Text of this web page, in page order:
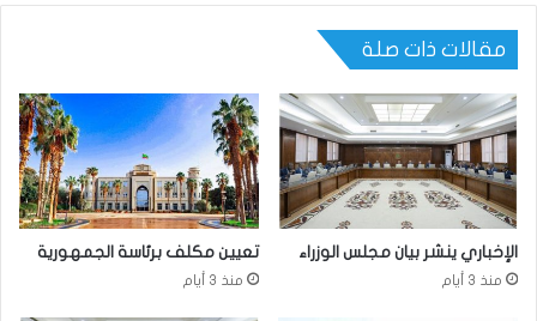
مقالات ذات صلة
الإخباري ينشر بيان مجلس الوزراء
منذ 3 أيام
تعيين مكلف برئاسة الجمهورية
منذ 3 أيام